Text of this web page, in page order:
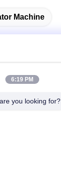
Machine
6:19 PM
you looking for?